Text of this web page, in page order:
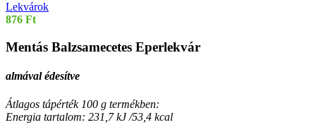
Lekvárok
876 Ft
Mentás Balzsamecetes Eperlekvár
almával édesítve
Átlagos tápérték 100 g termékben:
Energia tartalom: 231,7 kJ /53,4 kcal